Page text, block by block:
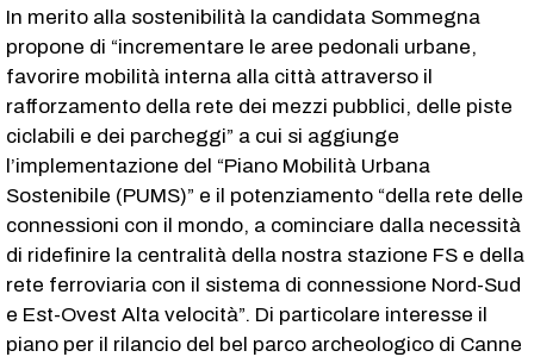
In merito alla sostenibilità la candidata Sommegna
propone di “incrementare le aree pedonali urbane,
favorire mobilità interna alla città attraverso il
rafforzamento della rete dei mezzi pubblici, delle piste
ciclabili e dei parcheggi” a cui si aggiunge
l’implementazione del “Piano Mobilità Urbana
Sostenibile (PUMS)” e il potenziamento “della rete delle
connessioni con il mondo, a cominciare dalla necessità
di ridefinire la centralità della nostra stazione FS e della
rete ferroviaria con il sistema di connessione Nord-Sud
e Est-Ovest Alta velocità”. Di particolare interesse il
piano per il rilancio del bel parco archeologico di Canne